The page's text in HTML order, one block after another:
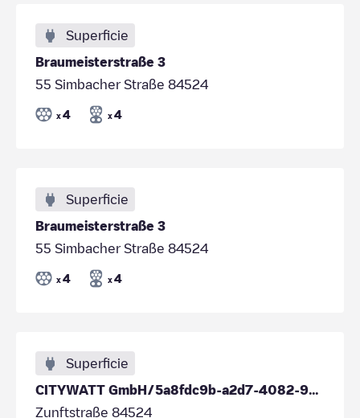
Superficie
Braumeisterstraße 3
55 Simbacher Straße 84524
x 4 x 4
Superficie
Braumeisterstraße 3
55 Simbacher Straße 84524
x 4 x 4
Superficie
CITYWATT GmbH/5a8fdc9b-a2d7-4082-9011-bba89a53a485
Zunftstraße 84524